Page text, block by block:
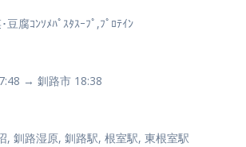
腐ｺﾝｿﾒﾊﾟｽﾀｽｰﾌﾟ,ﾌﾟﾛﾃｲﾝ
→ 釧路市 18:38
, 釧路湿原, 釧路駅, 根室駅, 東根室駅